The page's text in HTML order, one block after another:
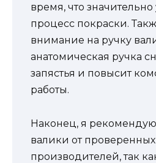
время, что значительно
процесс покраски.
внимание на ручку
анатомическая ручка
запястья и повысит
работы.
Наконец, я
валики от проверенных
производителей, так